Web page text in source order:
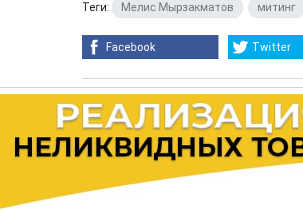
Теги: Мелис Мырзакматов митинг
Facebook Twitter